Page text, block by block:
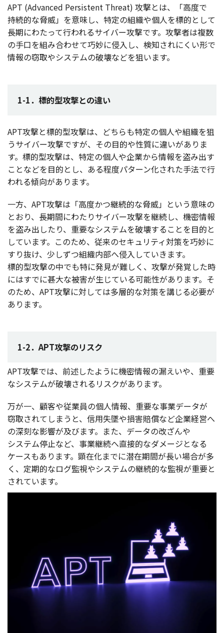
APT (Advanced Persistent Threat) 攻撃とは、「高度で
持続的な脅威」を意味し、 特定の組織や個人を標的として
長期にわたって行われるサイバー攻撃です。 攻撃者は複数
の手口を組み合わせて巧妙に侵入し、 検知されにくい形で
情報の窃取やシステムの破壊などを狙います。
1-1．標的型攻撃との違い
APT攻撃と標的型攻撃は、どちらも特定の個人や組織を狙
うサイバー攻撃ですが、その目的や性質に違いがありま
す。 標的型攻撃は、 特定の個人や企業から情報を盗み出す
ことなどを目的とし、ある程度パターン化された手法で行
われる傾向があります。
一方、APT攻撃は「高度かつ継続的な脅威」という意味の
とおり、 長期間にわたりサイバー攻撃を継続し、 機密情報
を盗み出したり、 重要なシステムを破壊することを目的と
しています。このため、 従来のセキュリティ対策を巧妙に
すり抜け、少しずつ組織内部へ侵入していきます。
標的型攻撃の中でも特に発見が難しく、 攻撃が発覚した時
にはすでに甚大な被害が生じている可能性があります。そ
のため、APT攻撃に対しては多層的な対策を講じる必要が
あります。
1-2．APT攻撃のリスク
APT攻撃では、 前述したように機密情報の漏えいや、 重要
なシステムが破壊される リスクがあります。
万が一、 顧客や従業員の個人情報、 重要な事業データが
窃取されてしまうと、 信用失墜や損害賠償など企業経営へ
の深刻な影響が及びます。また、 データの改ざんや
システム停止など、 事業継続へ直接的なダメージとなる
ケースもあります。 顕在化までに潜在期間が長い場合が多
く、 定期的なログ監視やシステムの継続的な監視が重要と
されています。